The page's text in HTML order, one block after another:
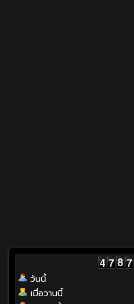
วันนี้
เมื่อวานนี้